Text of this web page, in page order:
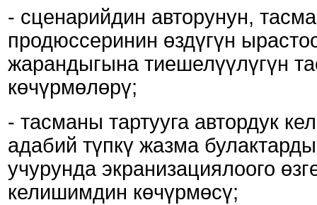
- сценарийдин авторунун,
продюссеринин өздүгүн
жарандыгына тиешелүүлүгүн
көчүрмөлөрү;
- тасманы тартууга автордук
адабий түпкү жазма
учурунда экранизациялоого
келишимдин көчүрмөсү;